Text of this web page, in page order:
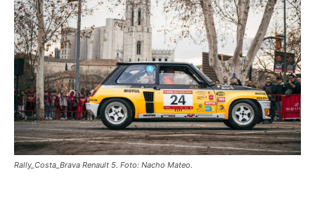
Rally_Costa_Brava Renault 5. Foto: Nacho Mateo.